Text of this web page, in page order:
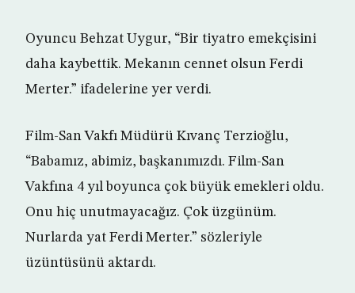
Oyuncu Behzat Uygur, “Bir tiyatro emekçisini
daha kaybettik. Mekanın cennet olsun Ferdi
Merter.” ifadelerine yer verdi.
Film-San Vakfı Müdürü Kıvanç Terzioğlu,
“Babamız, abimiz, başkanımızdı. Film-San
Vakfına 4 yıl boyunca çok büyük emekleri oldu.
Onu hiç unutmayacağız. Çok üzgünüm.
Nurlarda yat Ferdi Merter.” sözleriyle
üzüntüsünü aktardı.